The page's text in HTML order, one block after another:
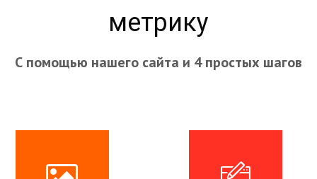
метрику
С помощью нашего сайта и 4 простых шагов